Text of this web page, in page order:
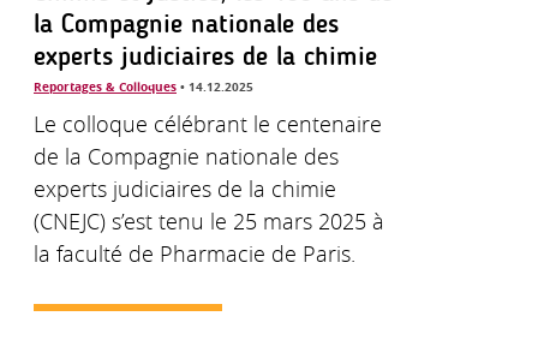
la Compagnie nationale des
experts judiciaires de la chimie
Reportages & Colloques • 14.12.2025
Le colloque célébrant le centenaire
de la Compagnie nationale des
experts judiciaires de la chimie
(CNEJC) s’est tenu le 25 mars 2025 à
la faculté de Pharmacie de Paris.